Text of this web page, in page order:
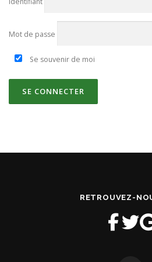
Mot de passe
Se souvenir de moi
RETROUVEZ-